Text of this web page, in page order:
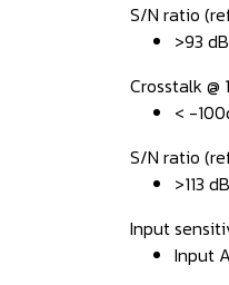
S/N ratio
>93 dB
Crosstalk @
< -
S/N ratio
>113 dB
Input
Input